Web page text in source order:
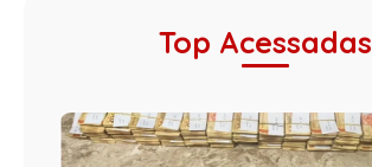
Top Acessadas